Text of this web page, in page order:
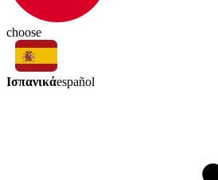
choose
Ισπανικάespañol